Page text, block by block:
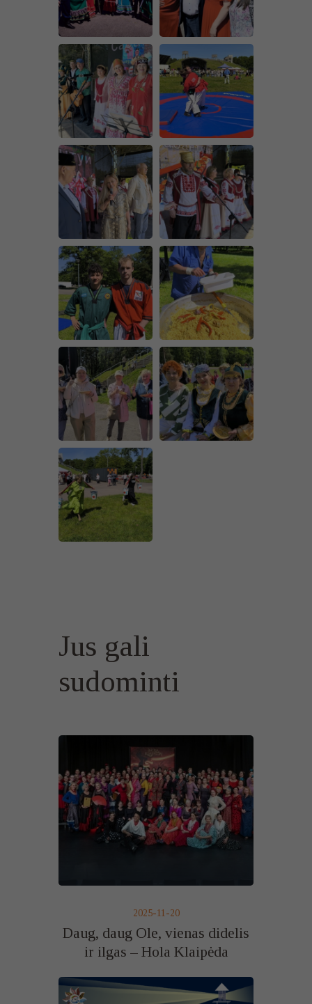
Jus gali
sudominti
2025-11-20
Daug, daug Ole, vienas didelis
ir ilgas – Hola Klaipėda